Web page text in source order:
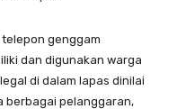
genggam
dan digunakan warga
di dalam lapas dinilai
berbagai pelanggaran,